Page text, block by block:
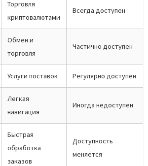
Торговля
криптовалютами
Всегда доступен
Обмен и
торговля
Частично доступен
Услуги поставок Регулярно доступен
Легкая
навигация
Иногда недоступен
Быстрая
обработка
заказов
Доступность
меняется